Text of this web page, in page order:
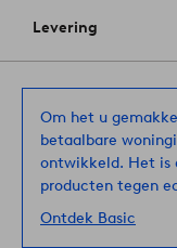
Levering
Om het u
betaalbare
ontwikkeld. Het is
producten tegen
Ontdek Basic